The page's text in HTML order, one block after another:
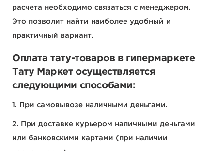
расчета необходимо связаться с менеджером.
Это позволит найти наиболее удобный и
практичный вариант.
Оплата тату-товаров в гипермаркете
Тату Маркет осуществляется
следующими способами:
1. При самовывозе наличными деньгами.
2. При доставке курьером наличными деньгами
или банковскими картами (при наличии